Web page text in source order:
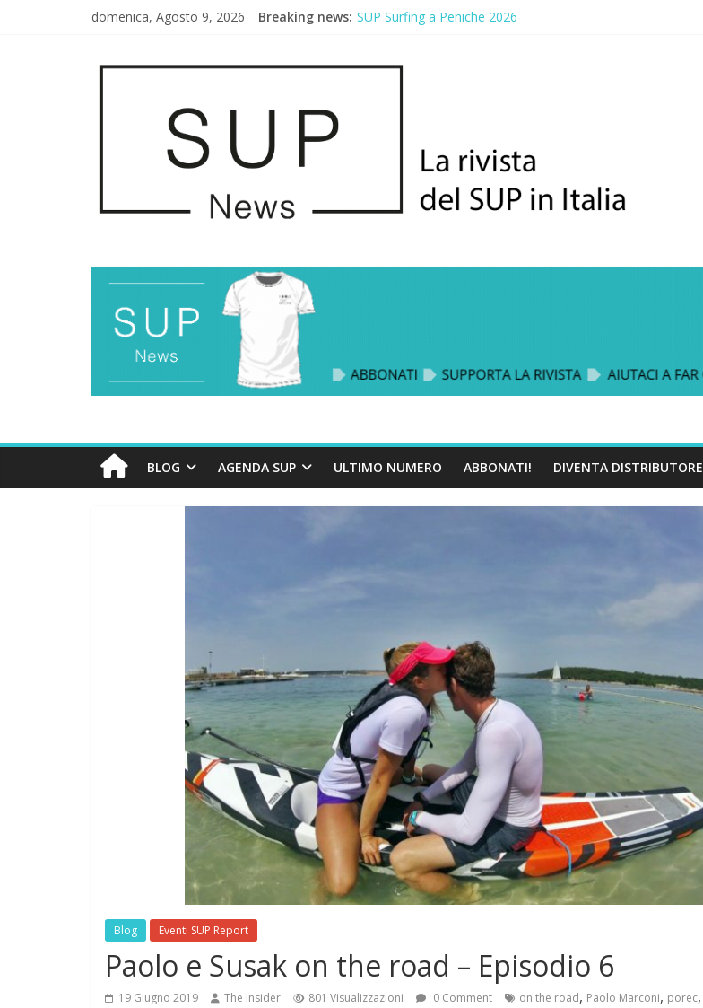
domenica, Agosto 9, 2026 Breaking news: SUP Surfing a Peniche 2026
BLOG AGENDA SUP ULTIMO NUMERO ABBONATI! DIVENTA DISTRIBUTORE
Blog Eventi SUP Report
Paolo e Susak on the road – Episodio 6
19 Giugno 2019 The Insider 801 Visualizzazioni 0 Comment on the road, Paolo Marconi, porec,